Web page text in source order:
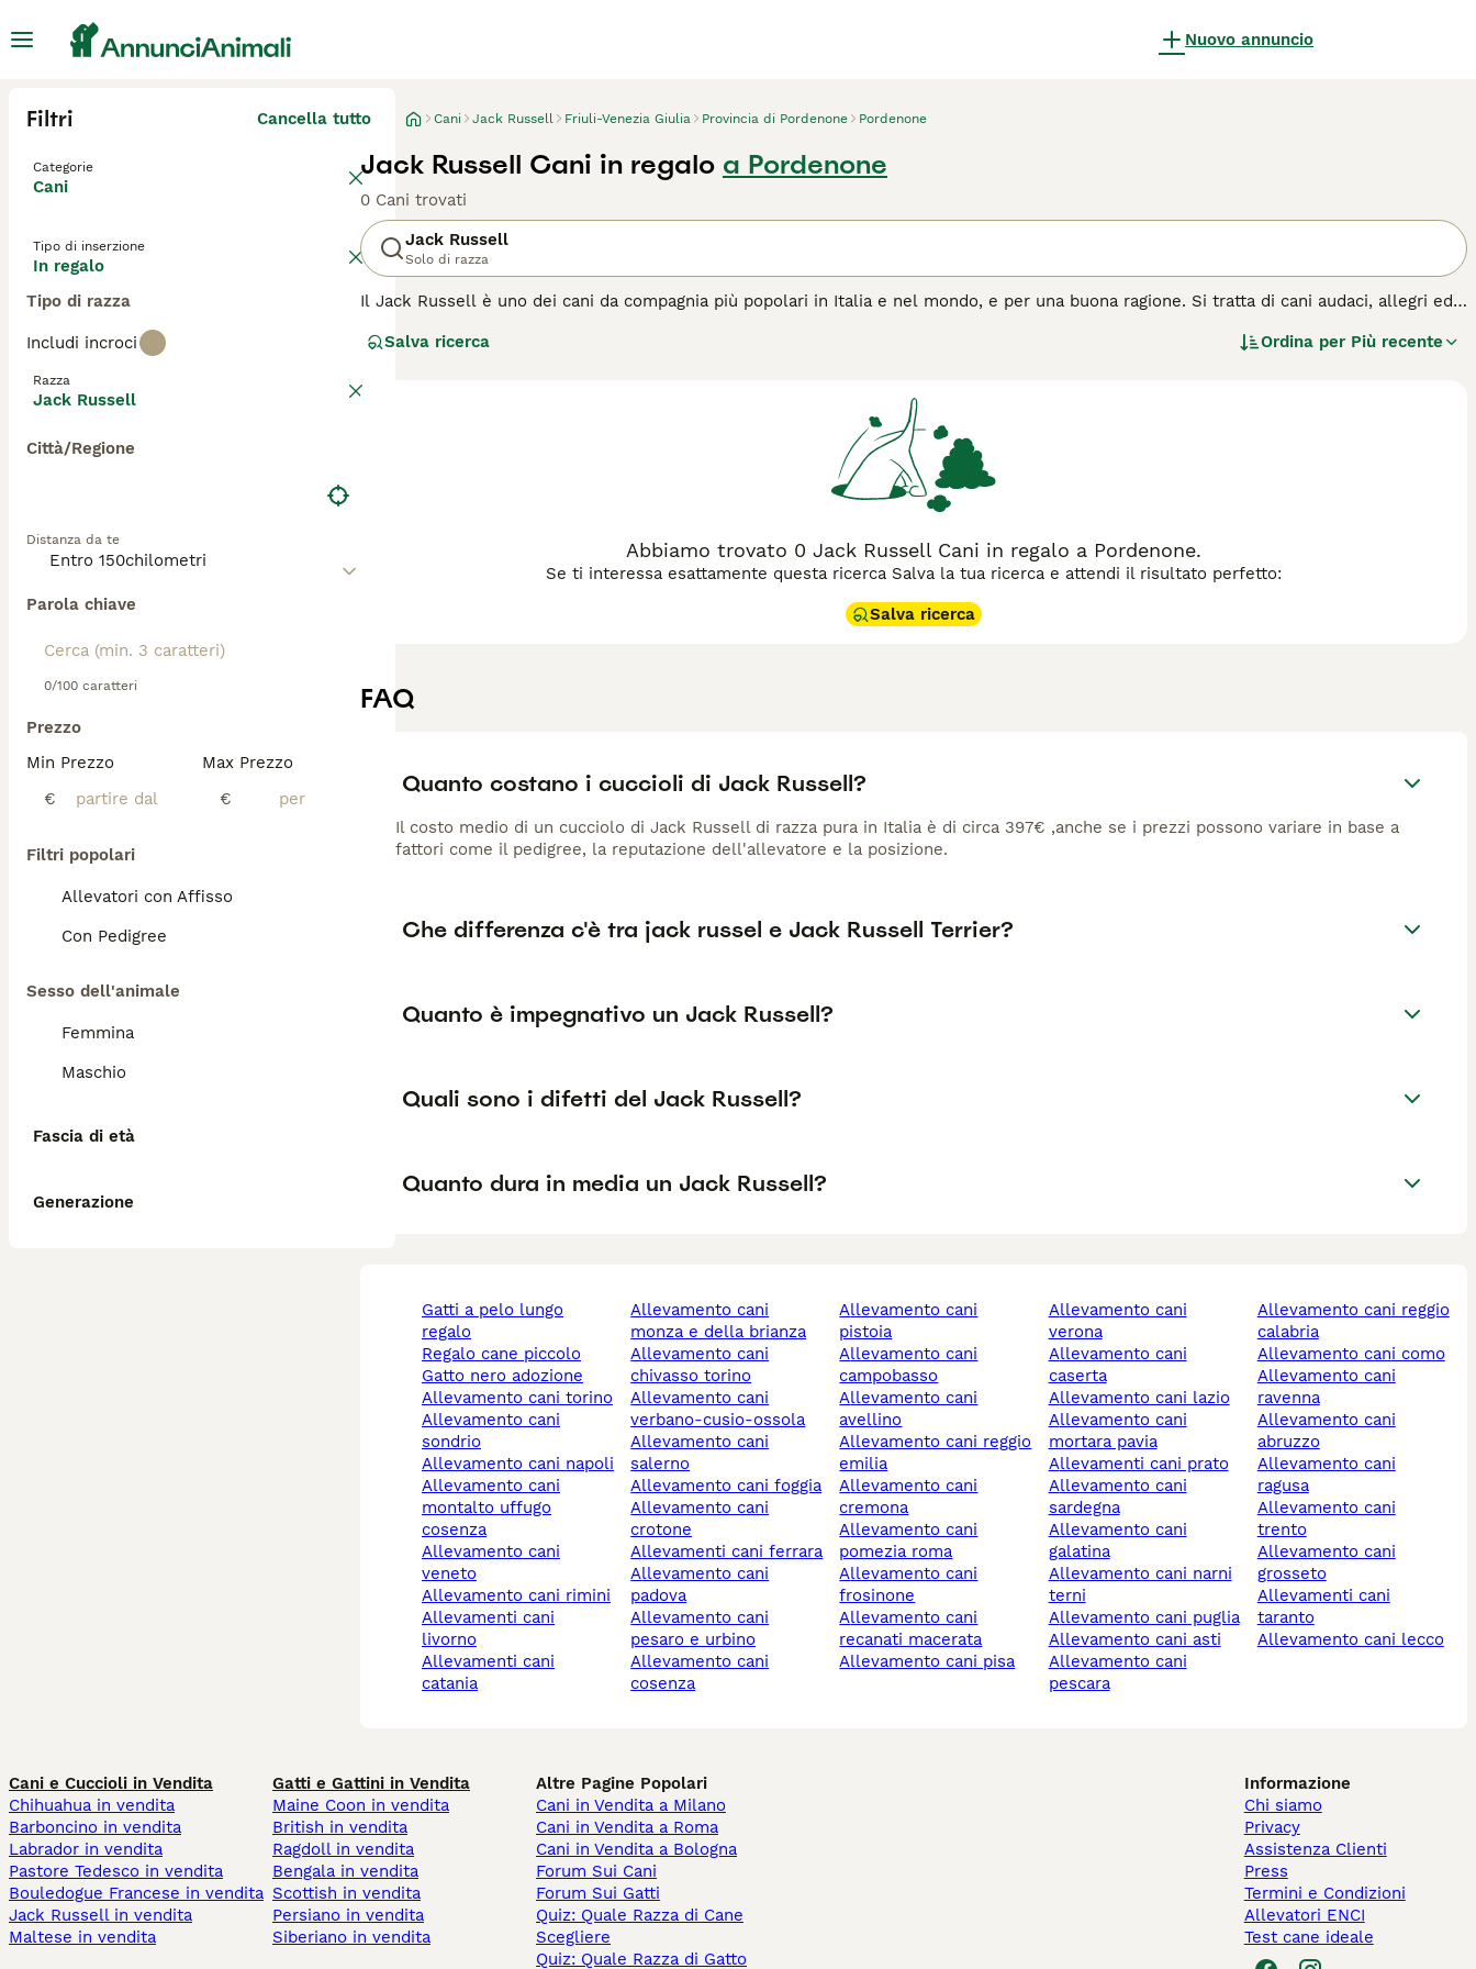
Nuovo annuncio
Filtri Cancella tutto
Categorie
Cani
Tipo di inserzione
In regalo
Tipo di razza
Includi incroci
Razza
Jack Russell
Città/Regione
Distanza da te
Parola chiave
0/100 caratteri
Prezzo
Min Prezzo
€
Max Prezzo
€
Filtri popolari
Allevatori con Affisso
Con Pedigree
Sesso dell'animale
Femmina
Maschio
Fascia di età
Generazione
Cani Jack Russell Friuli-Venezia Giulia Provincia di Pordenone Pordenone
Jack Russell Cani in regalo a Pordenone
0 Cani trovati
Jack Russell
Solo di razza
Il Jack Russell è uno dei cani da compagnia più popolari in Italia e nel mondo, e per una buona ragione. Si tratta di cani audaci, allegri ed
esercizio fisico e stimolazione mentale per essere cani veramente felici e appagati.
Leggi la
Salva ricerca Ordina per Più recente
Abbiamo trovato 0 Jack Russell Cani in regalo a Pordenone.
Se ti interessa esattamente questa ricerca Salva la tua ricerca e attendi il risultato perfetto:
Salva ricerca
FAQ
Quanto costano i cuccioli di Jack Russell?
Il costo medio di un cucciolo di Jack Russell di razza pura in Italia è di circa 397€ ,anche se i prezzi possono variare in base a
fattori come il pedigree, la reputazione dell'allevatore e la posizione.
Che differenza c'è tra jack russel e Jack Russell Terrier?
Quanto è impegnativo un Jack Russell?
Quali sono i difetti del Jack Russell?
Quanto dura in media un Jack Russell?
gatti a pelo lungo
regalo
regalo cane piccolo
gatto nero adozione
allevamento cani torino
allevamento cani
sondrio
allevamento cani napoli
allevamento cani
montalto uffugo
cosenza
allevamento cani
veneto
allevamento cani rimini
allevamenti cani
livorno
allevamenti cani
catania
allevamento cani
monza e della brianza
allevamento cani
chivasso torino
allevamento cani
verbano-cusio-ossola
allevamento cani
salerno
allevamento cani foggia
allevamento cani
crotone
allevamenti cani ferrara
allevamento cani
padova
allevamento cani
pesaro e urbino
allevamento cani
cosenza
allevamento cani
pistoia
allevamento cani
campobasso
allevamento cani
avellino
allevamento cani reggio
emilia
allevamento cani
cremona
allevamento cani
pomezia roma
allevamento cani
frosinone
allevamento cani
recanati macerata
allevamento cani pisa
allevamento cani
verona
allevamento cani
caserta
allevamento cani lazio
allevamento cani
mortara pavia
allevamenti cani prato
allevamento cani
sardegna
allevamento cani
galatina
allevamento cani narni
terni
allevamento cani puglia
allevamento cani asti
allevamento cani
pescara
allevamento cani reggio
calabria
allevamento cani como
allevamento cani
ravenna
allevamento cani
abruzzo
allevamento cani
ragusa
allevamento cani
trento
allevamento cani
grosseto
allevamenti cani
taranto
allevamento cani lecco
Cani e Cuccioli in Vendita
Chihuahua in vendita
Barboncino in vendita
Labrador in vendita
Pastore Tedesco in vendita
Bouledogue Francese in vendita
Jack Russell in vendita
Maltese in vendita
Gatti e Gattini in Vendita
Maine Coon in vendita
British in vendita
Ragdoll in vendita
Bengala in vendita
Scottish in vendita
Persiano in vendita
Siberiano in vendita
Altre Pagine Popolari
Cani in Vendita a Milano
Cani in Vendita a Roma
Cani in Vendita a Bologna
Forum Sui Cani
Forum Sui Gatti
Quiz: Quale Razza di Cane
Scegliere
Quiz: Quale Razza di Gatto
Informazione
Chi siamo
Privacy
Assistenza Clienti
Press
Termini e Condizioni
Allevatori ENCI
Test cane ideale